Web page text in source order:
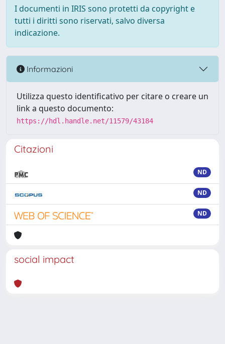
I documenti in IRIS sono protetti da copyright e
tutti i diritti sono riservati, salvo diversa
indicazione.
Informazioni
Utilizza questo identificativo per citare o creare un
link a questo documento:
https://hdl.handle.net/11579/43184
Citazioni
ND
ND
ND
social impact